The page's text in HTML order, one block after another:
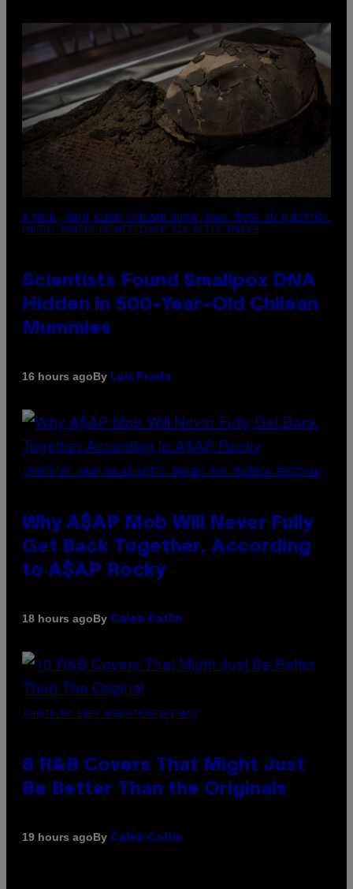
A MUCH, MUCH OLDER CHILEAN MUMMY THAN THOSE IN QUESTION.
PHOTO: MARTIN BERNETTI/AFP VIA GETTY IMAGES
Scientists Found Smallpox DNA
Hidden in 500-Year-Old Chilean
Mummies
16 hours agoBy Luis Prada
(PHOTO BY NOAM GALAI/GETTY IMAGES FOR TRIBECA FESTIVAL)
Why A$AP Mob Will Never Fully
Get Back Together, According
to A$AP Rocky
18 hours agoBy Caleb Catlin
(PHOTO BY EBET ROBERTS/REDFERNS)
8 R&B Covers That Might Just
Be Better Than the Originals
19 hours agoBy Caleb Catlin